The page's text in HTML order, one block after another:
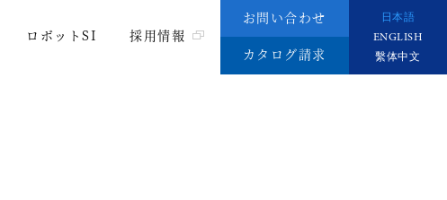
ロボットSI 採用情報
お問い合わせ
カタログ請求
日本語
ENGLISH
繫体中文